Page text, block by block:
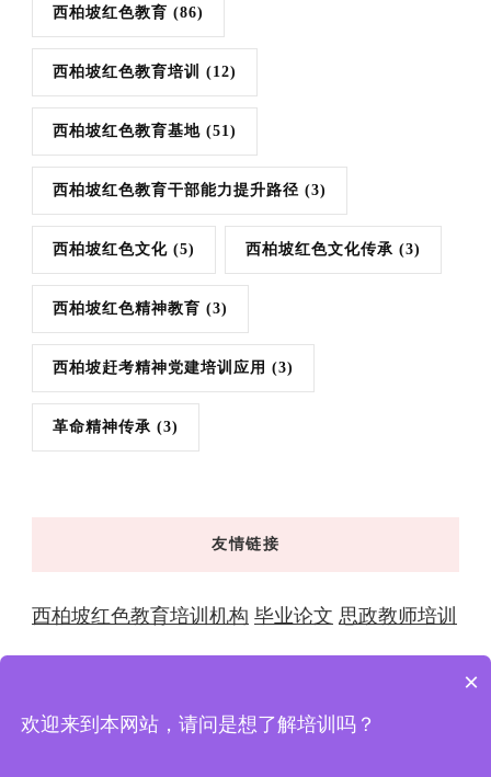
西柏坡红色教育 (86)
西柏坡红色教育培训 (12)
西柏坡红色教育基地 (51)
西柏坡红色教育干部能力提升路径 (3)
西柏坡红色文化 (5) 西柏坡红色文化传承 (3)
西柏坡红色精神教育 (3)
西柏坡赶考精神党建培训应用 (3)
革命精神传承 (3)
友情链接
西柏坡红色教育培训机构 毕业论文 思政教师培训
© 版权2026年西柏坡红色教育 | 干部培训学院-全国党性
×
欢迎来到本网站，请问是想了解培训吗？